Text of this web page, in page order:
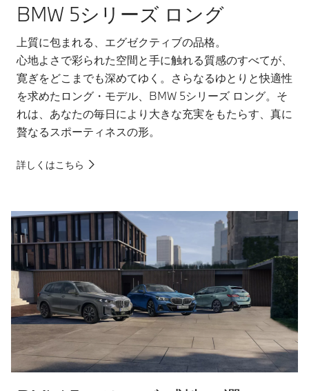
BMW 5シリーズ ロング
上質に包まれる、エグゼクティブの品格。
心地よさで彩られた空間と手に触れる質感のすべてが、
寛ぎをどこまでも深めてゆく。さらなるゆとりと快適性
を求めたロング・モデル、BMW 5シリーズ ロング。そ
れは、あなたの毎日により大きな充実をもたらす、真に
贅なるスポーティネスの形。
詳しくはこちら